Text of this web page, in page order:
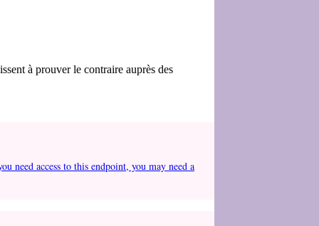
à prouver le contraire auprès des
need access to this endpoint, you may need a